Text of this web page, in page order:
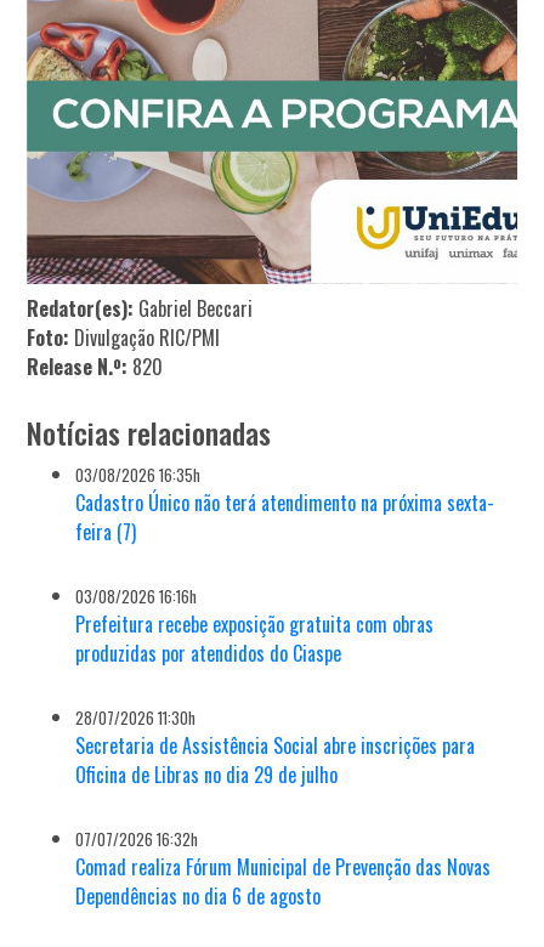
Redator(es): Gabriel Beccari
Foto: Divulgação RIC/PMI
Release N.º: 820
Notícias relacionadas
03/08/2026 16:35h
Cadastro Único não terá atendimento na próxima sexta-
feira (7)
03/08/2026 16:16h
Prefeitura recebe exposição gratuita com obras
produzidas por atendidos do Ciaspe
28/07/2026 11:30h
Secretaria de Assistência Social abre inscrições para
Oficina de Libras no dia 29 de julho
07/07/2026 16:32h
Comad realiza Fórum Municipal de Prevenção das Novas
Dependências no dia 6 de agosto